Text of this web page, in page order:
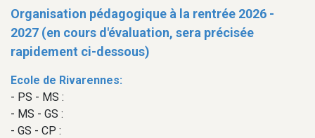
Organisation pédagogique à la rentrée 2026 -
2027 (en cours d'évaluation, sera précisée
rapidement ci-dessous)
Ecole de Rivarennes:
- PS - MS :
- MS - GS :
- GS - CP :